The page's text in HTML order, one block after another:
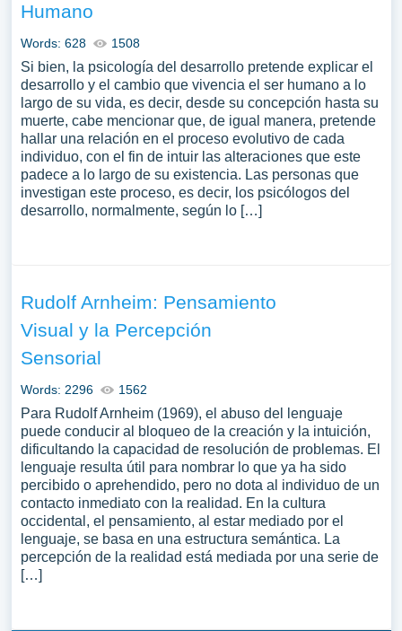
Humano
Words: 628 1508
Si bien, la psicología del desarrollo pretende explicar el
desarrollo y el cambio que vivencia el ser humano a lo
largo de su vida, es decir, desde su concepción hasta su
muerte, cabe mencionar que, de igual manera, pretende
hallar una relación en el proceso evolutivo de cada
individuo, con el fin de intuir las alteraciones que este
padece a lo largo de su existencia. Las personas que
investigan este proceso, es decir, los psicólogos del
desarrollo, normalmente, según lo […]
Rudolf Arnheim: Pensamiento
Visual y la Percepción
Sensorial
Words: 2296 1562
Para Rudolf Arnheim (1969), el abuso del lenguaje
puede conducir al bloqueo de la creación y la intuición,
dificultando la capacidad de resolución de problemas. El
lenguaje resulta útil para nombrar lo que ya ha sido
percibido o aprehendido, pero no dota al individuo de un
contacto inmediato con la realidad. En la cultura
occidental, el pensamiento, al estar mediado por el
lenguaje, se basa en una estructura semántica. La
percepción de la realidad está mediada por una serie de
[…]